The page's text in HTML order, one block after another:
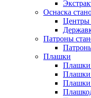
Оснаска
Центры
Патроны
Плашки
Плашки